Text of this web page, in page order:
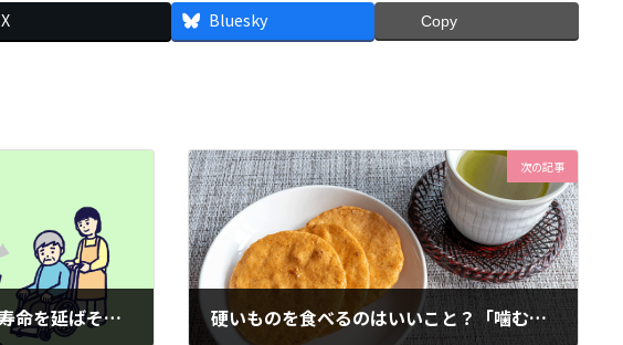
X Bluesky Copy
早めのフレイル対策で健康寿命を延ばそう！
次の記事
硬いものを食べるのはいいこと？「噛むこと」について